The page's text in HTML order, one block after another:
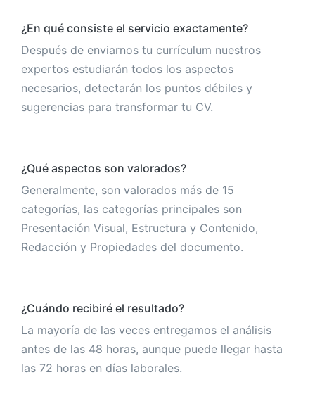
¿En qué consiste el servicio exactamente?
Después de enviarnos tu currículum nuestros
expertos estudiarán todos los aspectos
necesarios, detectarán los puntos débiles y
sugerencias para transformar tu CV.
¿Qué aspectos son valorados?
Generalmente, son valorados más de 15
categorías, las categorías principales son
Presentación Visual, Estructura y Contenido,
Redacción y Propiedades del documento.
¿Cuándo recibiré el resultado?
La mayoría de las veces entregamos el análisis
antes de las 48 horas, aunque puede llegar hasta
las 72 horas en días laborales.